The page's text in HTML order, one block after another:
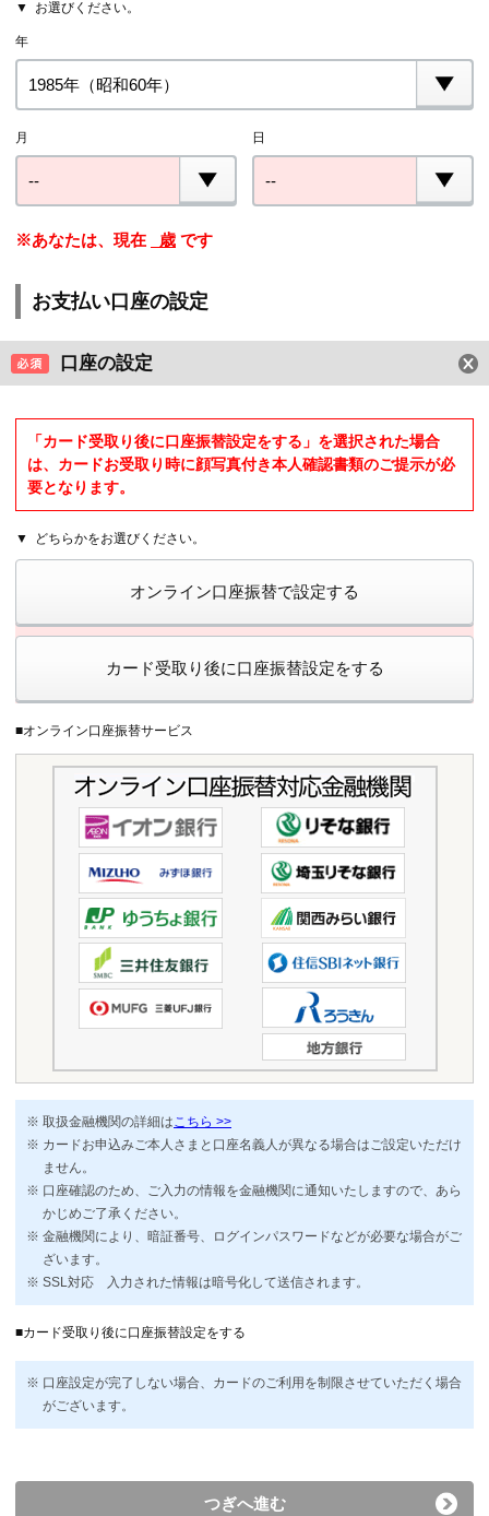
お選びください。
年
月 日
※あなたは、現在 歳 です
お支払い口座の設定
口座の設定
「カード受取り後に口座振替設定をする」を選択された場合
は、カードお受取り時に顔写真付き本人確認書類のご提示が必
要となります。
どちらかをお選びください。
オンライン口座振替で設定する
カード受取り後に口座振替設定をする
■オンライン口座振替サービス
取扱金融機関の詳細は こちら >>
カードお申込みご本人さまと口座名義人が異なる場合はご設定いただけ
ません。
口座確認のため、ご入力の情報を金融機関に通知いたしますので、あら
かじめご了承ください。
金融機関により、暗証番号、ログインパスワードなどが必要な場合がご
ざいます。
SSL対応 入力された情報は暗号化して送信されます。
■カード受取り後に口座振替設定をする
口座設定が完了しない場合、カードのご利用を制限させていただく場合
がございます。
つぎへ進む